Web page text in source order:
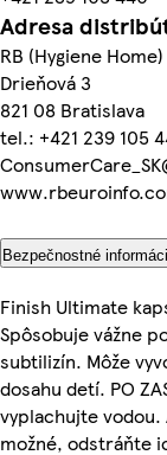
Adresa
RB (Hygiene
Drieňová 3
821 08 Bratislava
tel.: +421 239 105
Bezpečnostné
Finish Ultimate
Spôsobuje vážne
subtilizín. Môže
dosahu detí. PO
vyplachujte vodou.
možné, odstráňte